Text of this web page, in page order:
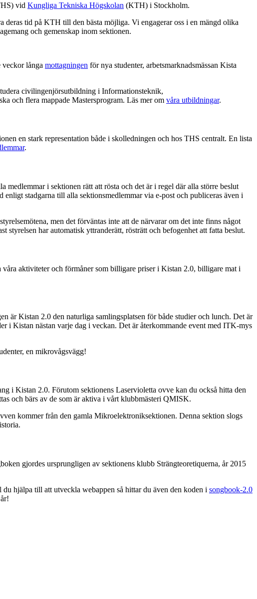
vid Kungliga Tekniska Högskolan (KTH) i Stockholm.
deras tid på KTH till den bästa möjliga. Vi engagerar oss i en mängd olika
och gemenskap inom sektionen.
veckor långa mottagningen för nya studenter, arbetsmarknadsmässan Kista
civilingenjörsutbildning i Informationsteknik,
och flera mappade Mastersprogram. Läs mer om våra utbildningar.
en stark representation både i skolledningen och hos THS centralt. En lista
.
medlemmar i sektionen rätt att rösta och det är i regel där alla större beslut
stadgarna till alla sektionsmedlemmar via e-post och publiceras även i
men det förväntas inte att de närvarar om det inte finns något
styrelsen har automatisk yttranderätt, rösträtt och befogenhet att fatta beslut.
aktiviteter och förmåner som billigare priser i Kistan 2.0, billigare mat i
är Kistan 2.0 den naturliga samlingsplatsen för både studier och lunch. Det är
i Kistan nästan varje dag i veckan. Det är återkommande event med ITK-mys
en mikrovågsvägg!
i Kistan 2.0. Förutom sektionens Laservioletta ovve kan du också hitta den
och bärs av de som är aktiva i vårt klubbmästeri QMISK.
kommer från den gamla Mikroelektroniksektionen. Denna sektion slogs
gjordes ursprungligen av sektionens klubb Strängteoretiquerna, år 2015
hjälpa till att utveckla webappen så hittar du även den koden i songbook-2.0